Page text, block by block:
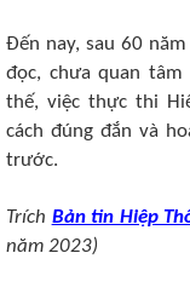
Đến nay, sau 60
đọc, chưa quan tâm
thế, việc thực thi
cách đúng đắn và
trước.
Trích Bản tin Hiệp
năm 2023)